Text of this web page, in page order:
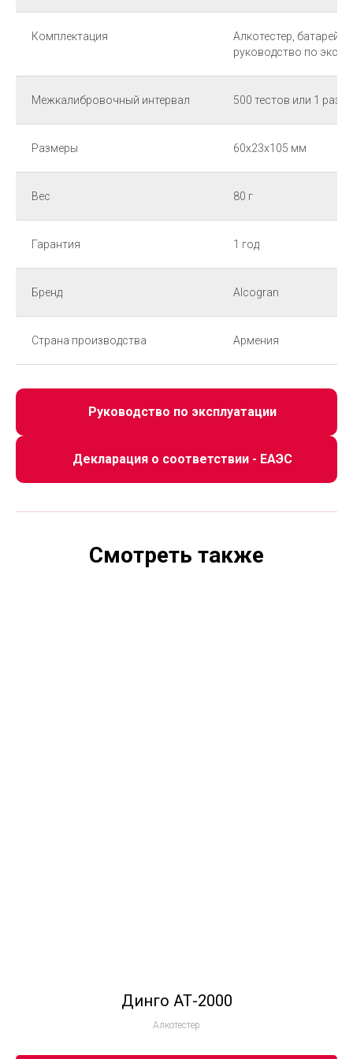
Комплектация
Алкотестер,
руководство по
Межкалибровочный интервал 500 тестов или 1 раз
Размеры 60х23х105 мм
Вес 80 г
Гарантия 1 год
Бренд Alcogran
Страна производства Армения
Руководство по эксплуатации
Декларация о соответствии - ЕАЭС
Смотреть также
Динго АТ-2000
Алкотестер